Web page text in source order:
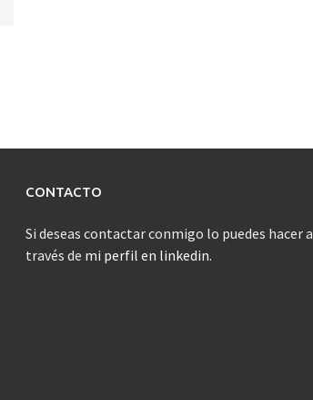
CONTACTO
Si deseas contactar conmigo lo puedes hacer a
través de mi perfil en linkedin.